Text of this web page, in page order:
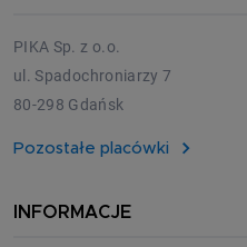
PIKA Sp. z o.o.
ul. Spadochroniarzy 7
80-298 Gdańsk
Pozostałe placówki
INFORMACJE